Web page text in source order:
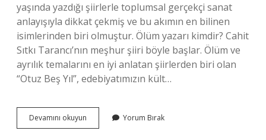
yaşında yazdığı şiirlerle toplumsal gerçekçi sanat
anlayışıyla dikkat çekmiş ve bu akımın en bilinen
isimlerinden biri olmuştur. Ölüm yazarı kimdir? Cahit
Sıtkı Tarancı’nın meşhur şiiri böyle başlar. Ölüm ve
ayrılık temalarını en iyi anlatan şiirlerden biri olan
“Otuz Beş Yıl”, edebiyatımızın kült…
Devamını okuyun
Yok
Yorum Bırak